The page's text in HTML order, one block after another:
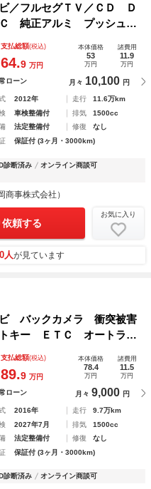
フルセグＴＶ／ＣＤ Ｄ
純正アルミ プッシュス
コン 電動格納ミラー ア
車
支払総額(税込)
64.9 万円
本体価格
53
万円
諸費用
11.9
万円
ローン 月々 10,100 円
2012年 走行
11.6万km
車検整備付 排気
1500cc
法定整備付 修復
なし
保証付 (3ヶ月・3000km)
診断済み
オンライン商談可
商事株式会社）
頼する
お気に入り
人が見ています
バックカメラ 衝突被害
キー ＥＴＣ オートライ
ｏｔｈ ＣＤ ＤＶＤ再
ーム
支払総額(税込)
89.9 万円
本体価格
78.4
万円
諸費用
11.5
万円
ローン 月々 9,000 円
2016年 走行
9.7万km
2027年7月 排気
1500cc
法定整備付 修復
なし
保証付 (3ヶ月・3000km)
診断済み オンライン商談可